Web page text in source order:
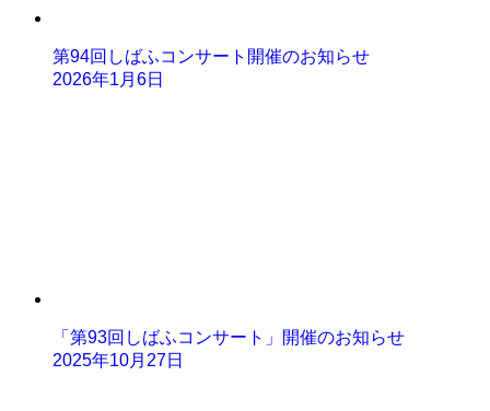
第94回しばふコンサート開催のお知らせ
2026年1月6日
「第93回しばふコンサート」開催のお知らせ
2025年10月27日